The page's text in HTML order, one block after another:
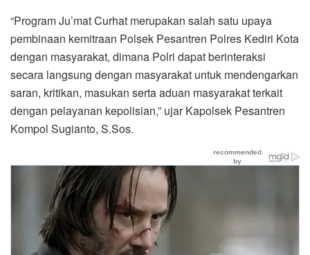
“Program Ju’mat Curhat merupakan salah satu upaya
pembinaan kemitraan Polsek Pesantren Polres Kediri Kota
dengan masyarakat, dimana Polri dapat berinteraksi
secara langsung dengan masyarakat untuk mendengarkan
saran, kritikan, masukan serta aduan masyarakat terkait
dengan pelayanan kepolisian,” ujar Kapolsek Pesantren
Kompol Sugianto, S.Sos.